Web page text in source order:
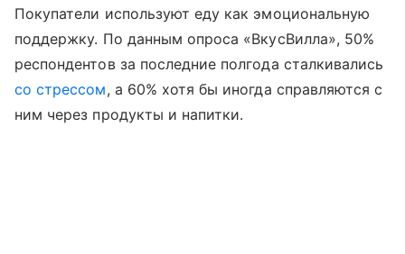
Покупатели используют еду как эмоциональную
поддержку. По данным опроса «ВкусВилла», 50%
респондентов за последние полгода сталкивались
со стрессом, а 60% хотя бы иногда справляются с
ним через продукты и напитки.